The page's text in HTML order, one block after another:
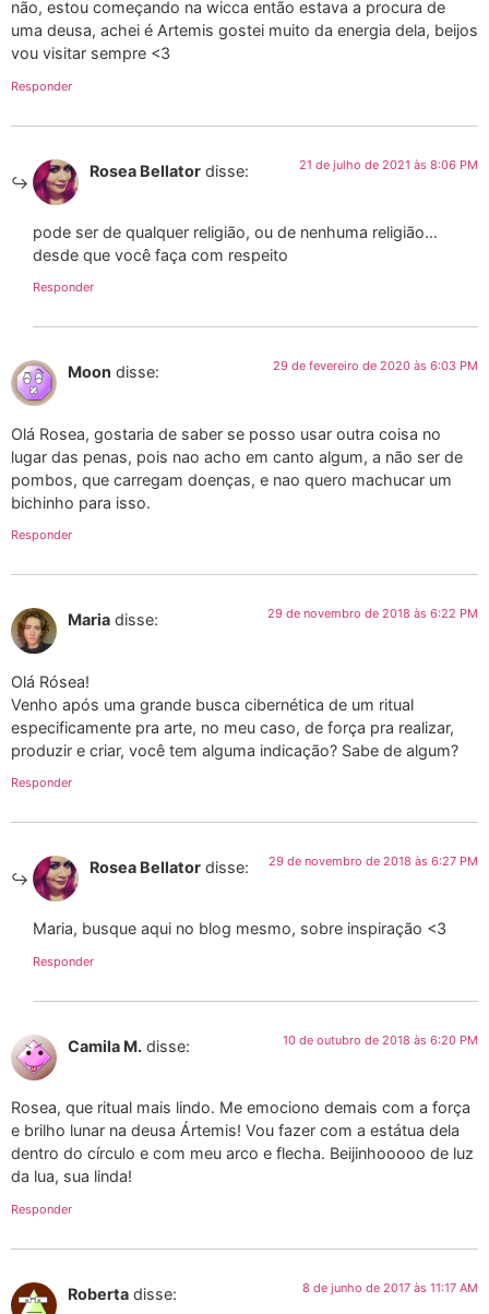
não, estou começando na wicca então estava a procura de
uma deusa, achei é Artemis gostei muito da energia dela, beijos
vou visitar sempre <3
Responder
Rosea Bellator disse: 21 de julho de 2021 às 8:06 PM
pode ser de qualquer religião, ou de nenhuma religião…
desde que você faça com respeito
Responder
Moon disse: 29 de fevereiro de 2020 às 6:03 PM
Olá Rosea, gostaria de saber se posso usar outra coisa no
lugar das penas, pois nao acho em canto algum, a não ser de
pombos, que carregam doenças, e nao quero machucar um
bichinho para isso.
Responder
Maria disse: 29 de novembro de 2018 às 6:22 PM
Olá Rósea!
Venho após uma grande busca cibernética de um ritual
especificamente pra arte, no meu caso, de força pra realizar,
produzir e criar, você tem alguma indicação? Sabe de algum?
Responder
Rosea Bellator disse: 29 de novembro de 2018 às 6:27 PM
Maria, busque aqui no blog mesmo, sobre inspiração <3
Responder
Camila M. disse: 10 de outubro de 2018 às 6:20 PM
Rosea, que ritual mais lindo. Me emociono demais com a força
e brilho lunar na deusa Ártemis! Vou fazer com a estátua dela
dentro do círculo e com meu arco e flecha. Beijinhooooo de luz
da lua, sua linda!
Responder
Roberta disse: 8 de junho de 2017 às 11:17 AM